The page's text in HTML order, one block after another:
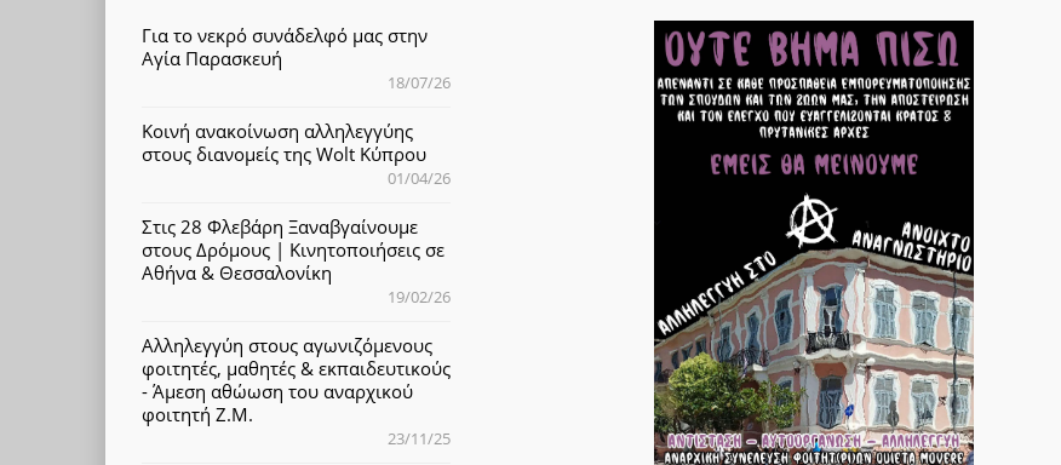
Για το νεκρό συνάδελφό μας στην
Αγία Παρασκευή
18/07/26
Κοινή ανακοίνωση αλληλεγγύης
στους διανομείς της Wolt Κύπρου
01/04/26
Στις 28 Φλεβάρη Ξαναβγαίνουμε
στους Δρόμους | Κινητοποιήσεις σε
Αθήνα & Θεσσαλονίκη
19/02/26
Αλληλεγγύη στους αγωνιζόμενους
φοιτητές, μαθητές & εκπαιδευτικούς
- Άμεση αθώωση του αναρχικού
φοιτητή Ζ.Μ.
23/11/25